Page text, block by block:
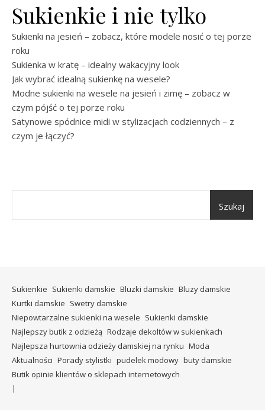
Sukienkie i nie tylko
Sukienki na jesień – zobacz, które modele nosić o tej porze
roku
Sukienka w kratę – idealny wakacyjny look
Jak wybrać idealną sukienkę na wesele?
Modne sukienki na wesele na jesień i zimę – zobacz w
czym pójść o tej porze roku
Satynowe spódnice midi w stylizacjach codziennych – z
czym je łączyć?
Szukaj
Sukienkie Sukienki damskie Bluzki damskie Bluzy damskie
Kurtki damskie Swetry damskie
Niepowtarzalne sukienki na wesele Sukienki damskie
Najlepszy butik z odzieżą Rodzaje dekoltów w sukienkach
Najlepsza hurtownia odzieży damskiej na rynku Moda
Aktualności Porady stylistki pudelek modowy buty damskie
Butik opinie klientów o sklepach internetowych